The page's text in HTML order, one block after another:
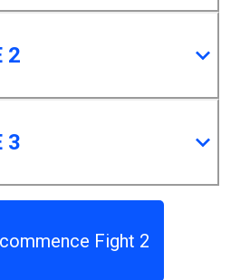
2
3
Fight 2